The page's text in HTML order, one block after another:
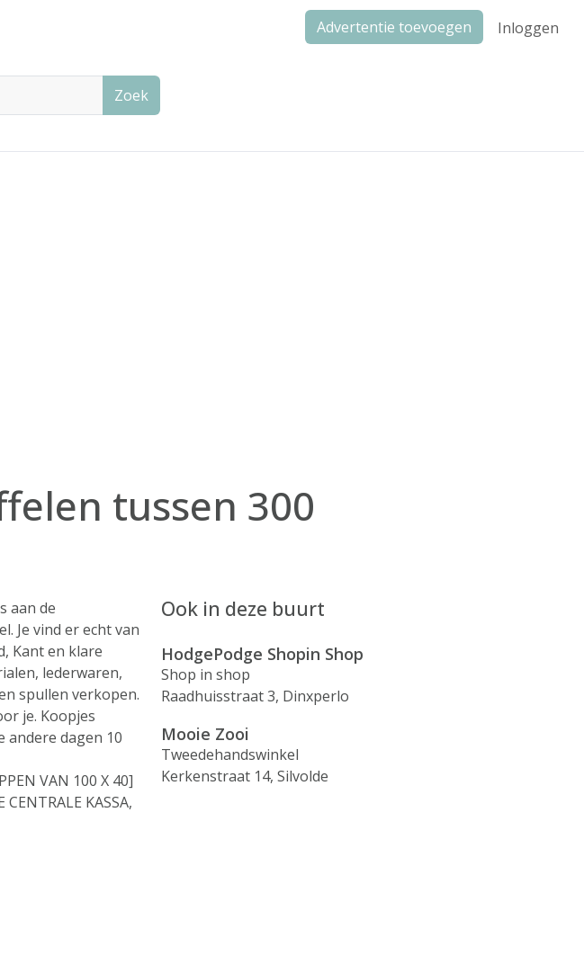
Advertentie toevoegen Inloggen
Zoek
tussen 300
aan de
Je vind er echt van
Kant en klare
lederwaren,
spullen verkopen.
je. Koopjes
andere dagen 10
VAN 100 X 40]
CENTRALE KASSA,
Ook in deze buurt
HodgePodge Shopin Shop
Shop in shop
Raadhuisstraat 3, Dinxperlo
Mooie Zooi
Tweedehandswinkel
Kerkenstraat 14, Silvolde